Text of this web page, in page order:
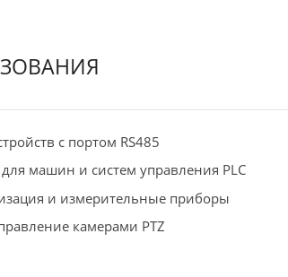
с портом RS485
машин и систем управления PLC
и измерительные приборы
камерами PTZ